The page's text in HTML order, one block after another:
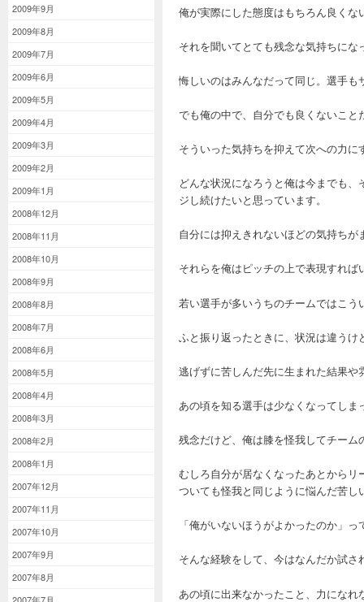
2009年9月
2009年8月
2009年7月
2009年6月
2009年5月
2009年4月
2009年3月
2009年2月
2009年1月
2008年12月
2008年11月
2008年10月
2008年9月
2008年8月
2008年7月
2008年6月
2008年5月
2008年4月
2008年3月
2008年2月
2008年1月
2007年12月
2007年11月
2007年10月
2007年9月
2007年8月
俺が実際にした態度はもちろん良く
それを聞いてとても残念な気持ちに
悔しいのはみんなだって同じ。選手
でも俺の中で、自分でも良くないこ
そういった気持ちを抑えて次への力
どんな状況になろうと俺は今までも
ジし続けたいと思っています。
自分には抑えきれないほどの気持ち
それらを俺はピッチの上で表現すれ
若い選手が多いうちのチームではこ
ふと振り返ったときに、状況は違う
逃げずに苦しんだ先に生まれた結果
あの頃を知る選手は少なくなってし
残念だけど、俺は膝を怪我してチーム
むしろ自分が居なくなったあとから
ついても怪我と同じように悩んだ苦し
「俺がいないほうがよかったのか」っ
そんな経験をして、今はなんだか試
あの頃に出来なかったこと、力にな